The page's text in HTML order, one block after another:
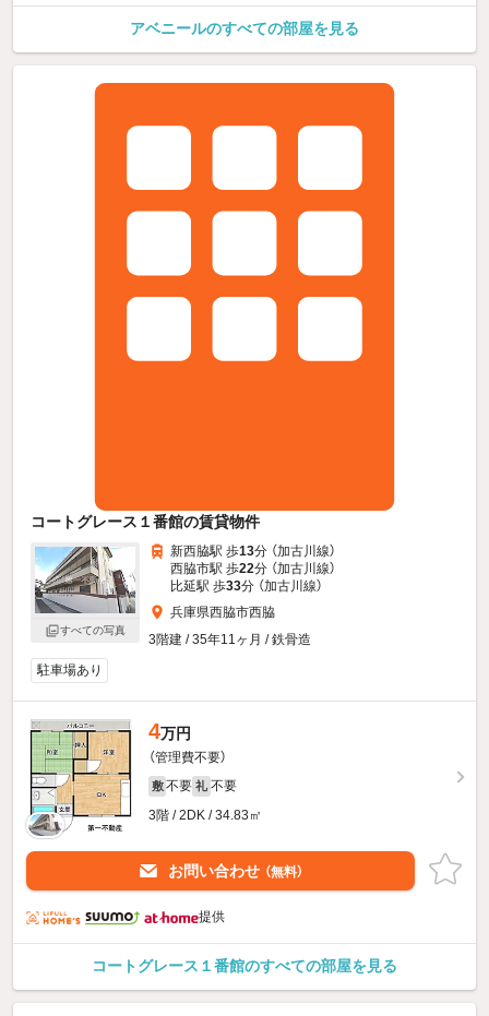
アベニールのすべての部屋を見る
コートグレース１番館の賃貸物件
すべての写真
新西脇駅 歩13分 （加古川線）
西脇市駅 歩22分 （加古川線）
比延駅 歩33分 （加古川線）
兵庫県西脇市西脇
3階建 / 35年11ヶ月 / 鉄骨造
駐車場あり
4万円
（管理費不要）
敷 不要 礼 不要
3階 / 2DK / 34.83㎡
お問い合わせ （無料）
提供
コートグレース１番館のすべての部屋を見る